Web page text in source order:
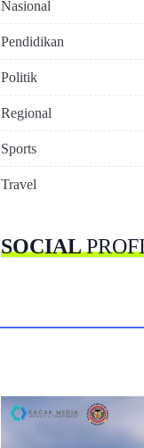
Nasional
Pendidikan
Politik
Regional
Sports
Travel
SOCIAL